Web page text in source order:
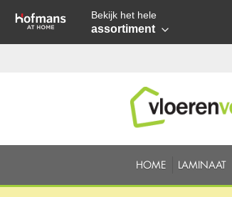
Bekijk het hele
assortiment
HOME LAMINAAT